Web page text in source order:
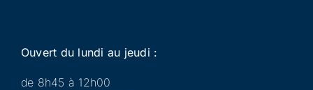
Ouvert du lundi au jeudi :
de 8h45 à 12h00